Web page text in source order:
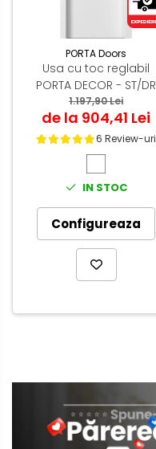
PORTA Doors
Usa cu toc reglabil
PORTA DECOR - ST/DR
1.197,90 Lei
de la 904,41 Lei
6 Review-uri
IN STOC
Configureaza